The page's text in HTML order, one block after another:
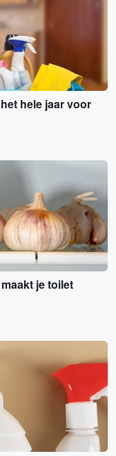
hele jaar voor
je toilet